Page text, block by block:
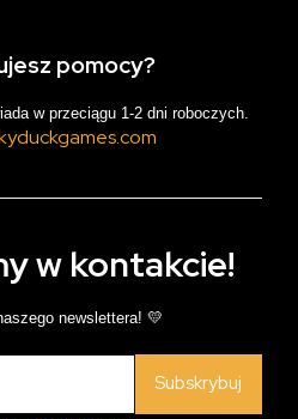
pomocy?
w przeciągu 1-2 dni roboczych.
w kontakcie!
newslettera! 💛
Subskrybuj